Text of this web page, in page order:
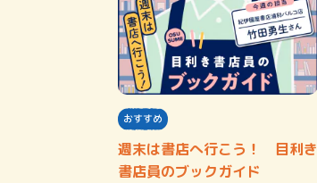
おすすめ
週末は書店へ行こう！ 目利き
書店員のブックガイド